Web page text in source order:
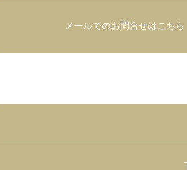
メールでのお問合せはこちら